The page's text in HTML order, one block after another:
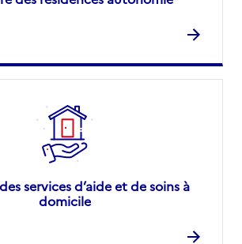
services d’aide et de soins à
domicile